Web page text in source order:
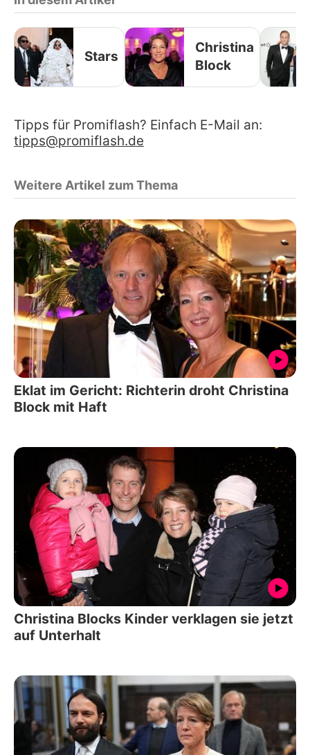
Stars
Christina
Block
Tipps für Promiflash? Einfach E-Mail an:
tipps@promiflash.de
Weitere Artikel zum Thema
Eklat im Gericht: Richterin droht Christina
Block mit Haft
Christina Blocks Kinder verklagen sie jetzt
auf Unterhalt